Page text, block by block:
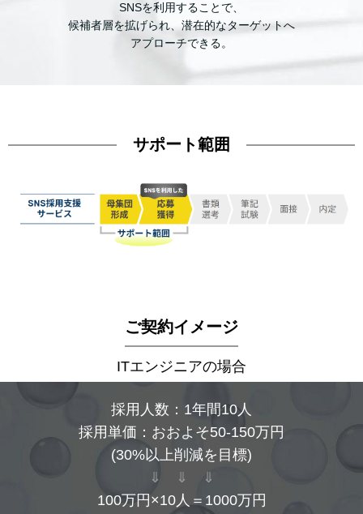
SNSを利用することで、
候補者層を拡げられ、潜在的なターゲットへ
アプローチできる。
サポート範囲
ご契約イメージ
ITエンジニアの場合
採用人数：1年間10人
採用単価：おおよそ50-150万円
(30%以上削減を目標)
⇓ ⇓ ⇓
100万円×10人＝1000万円